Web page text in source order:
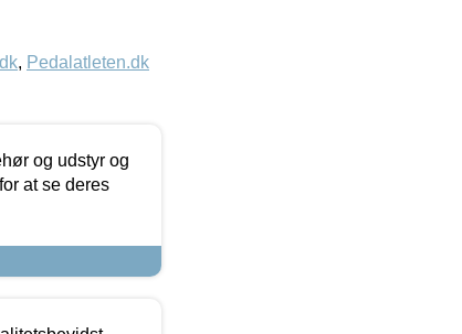
, Pedalatleten.dk
og udstyr og
at se deres